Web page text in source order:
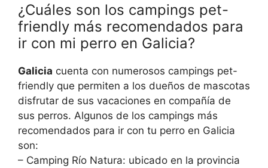
¿Cuáles son los campings pet-
friendly más recomendados para
ir con mi perro en Galicia?
Galicia cuenta con numerosos campings pet-
friendly que permiten a los dueños de mascotas
disfrutar de sus vacaciones en compañía de
sus perros. Algunos de los campings más
recomendados para ir con tu perro en Galicia
son:
– Camping Río Natura: ubicado en la provincia